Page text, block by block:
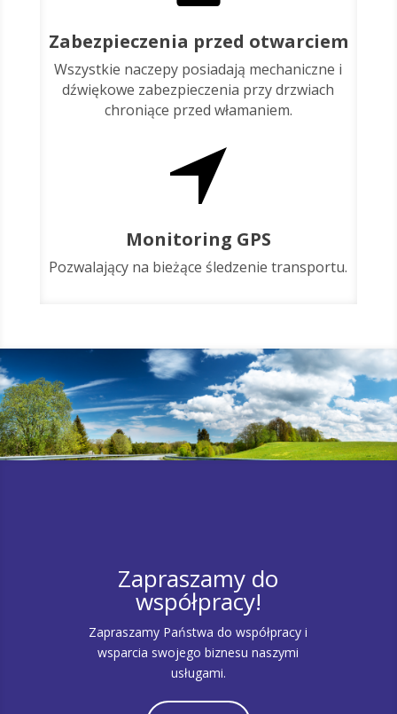
Zabezpieczenia przed otwarciem
Wszystkie naczepy posiadają mechaniczne i
dźwiękowe zabezpieczenia przy drzwiach
chroniące przed włamaniem.
Monitoring GPS
Pozwalający na bieżące śledzenie transportu.
Zapraszamy do
współpracy!
Zapraszamy Państwa do współpracy i
wsparcia swojego biznesu naszymi
usługami.